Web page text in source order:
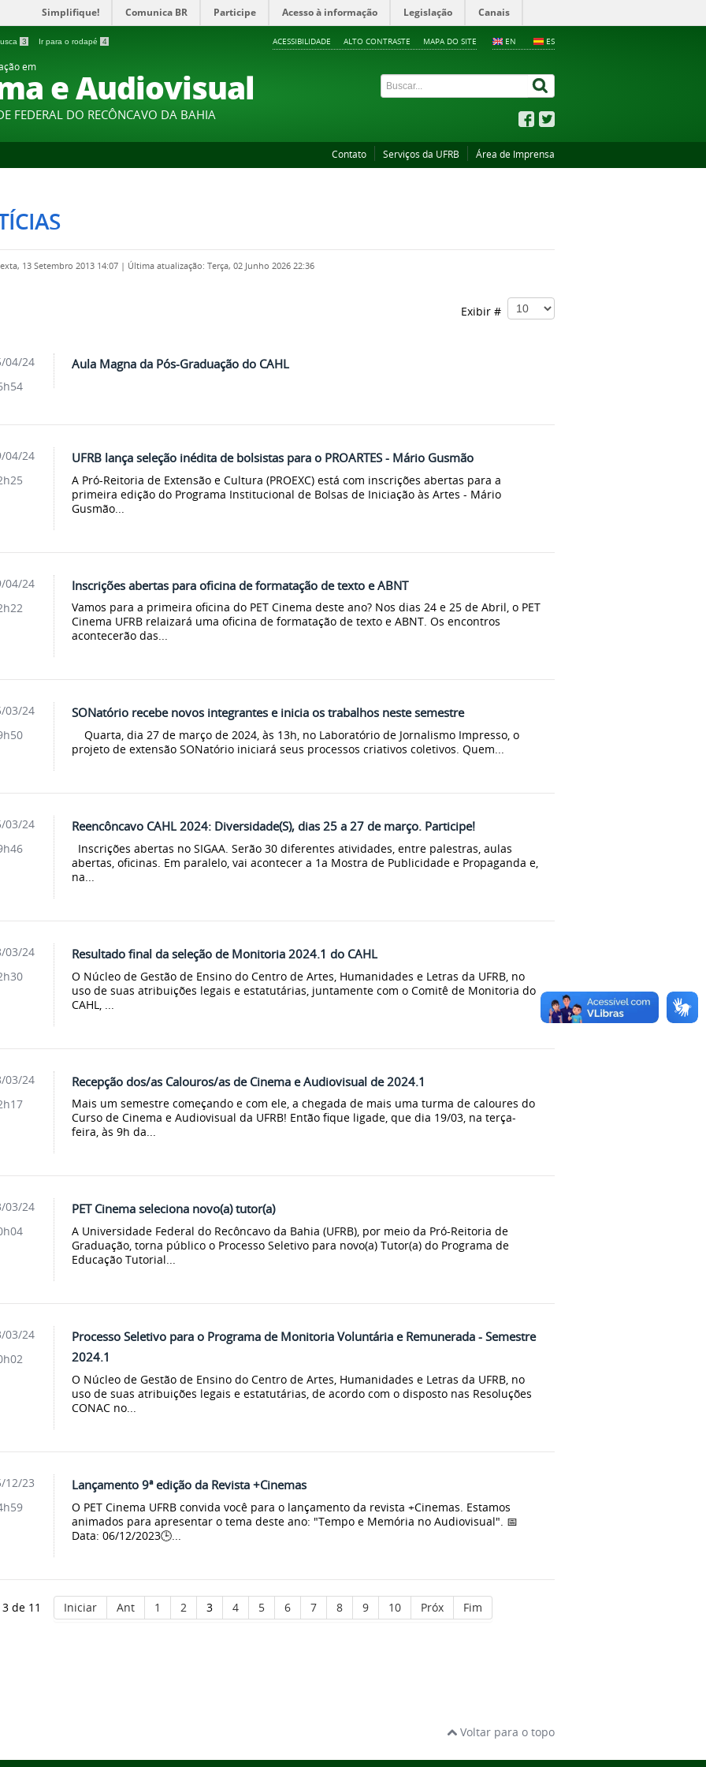
Simplifique! Comunica BR Participe Acesso à informação Legislação Canais
3 Ir para o rodapé 4 EN ES
ACESSIBILIDADE ALTO CONTRASTE MAPA DO SITE
em e Audiovisual
FEDERAL DO RECÔNCAVO DA BAHIA
Contato Serviços da UFRB Área de Imprensa
13 Setembro 2013 14:07 | Última atualização: Terça, 02 Junho 2026 22:36
Exibir #
Aula Magna da Pós-Graduação do CAHL
04/24
UFRB lança seleção inédita de bolsistas para o PROARTES - Mário Gusmão
A Pró-Reitoria de Extensão e Cultura (PROEXC) está com inscrições abertas para a
primeira edição do Programa Institucional de Bolsas de Iniciação às Artes - Mário
Gusmão...
04/24
Inscrições abertas para oficina de formatação de texto e ABNT
Vamos para a primeira oficina do PET Cinema deste ano? Nos dias 24 e 25 de Abril, o PET
Cinema UFRB relaizará uma oficina de formatação de texto e ABNT. Os encontros
acontecerão das...
04/24
SONatório recebe novos integrantes e inicia os trabalhos neste semestre
Quarta, dia 27 de março de 2024, às 13h, no Laboratório de Jornalismo Impresso, o
projeto de extensão SONatório iniciará seus processos criativos coletivos. Quem...
03/24
Reencôncavo CAHL 2024: Diversidade(S), dias 25 a 27 de março. Participe!
Inscrições abertas no SIGAA. Serão 30 diferentes atividades, entre palestras, aulas
abertas, oficinas. Em paralelo, vai acontecer a 1a Mostra de Publicidade e Propaganda e,
na...
03/24
Resultado final da seleção de Monitoria 2024.1 do CAHL
O Núcleo de Gestão de Ensino do Centro de Artes, Humanidades e Letras da UFRB, no
uso de suas atribuições legais e estatutárias, juntamente com o Comitê de Monitoria do
CAHL, ...
03/24
Recepção dos/as Calouros/as de Cinema e Audiovisual de 2024.1
Mais um semestre começando e com ele, a chegada de mais uma turma de caloures do
Curso de Cinema e Audiovisual da UFRB! Então fique ligade, que dia 19/03, na terça-
feira, às 9h da...
03/24
PET Cinema seleciona novo(a) tutor(a)
A Universidade Federal do Recôncavo da Bahia (UFRB), por meio da Pró-Reitoria de
Graduação, torna público o Processo Seletivo para novo(a) Tutor(a) do Programa de
Educação Tutorial...
03/24
Processo Seletivo para o Programa de Monitoria Voluntária e Remunerada - Semestre
2024.1
O Núcleo de Gestão de Ensino do Centro de Artes, Humanidades e Letras da UFRB, no
uso de suas atribuições legais e estatutárias, de acordo com o disposto nas Resoluções
CONAC no...
03/24
Lançamento 9ª edição da Revista +Cinemas
O PET Cinema UFRB convida você para o lançamento da revista +Cinemas. Estamos
animados para apresentar o tema deste ano: "Tempo e Memória no Audiovisual". 📅
Data: 06/12/2023🕒...
12/23
de 11 Iniciar Ant 1 2 3 4 5 6 7 8 9 10 Próx Fim
Voltar para o topo